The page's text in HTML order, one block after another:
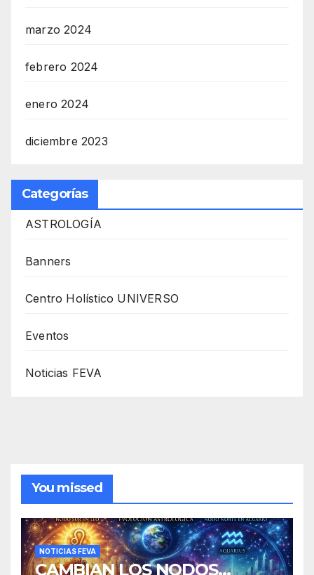
marzo 2024
febrero 2024
enero 2024
diciembre 2023
Categorías
ASTROLOGÍA
Banners
Centro Holístico UNIVERSO
Eventos
Noticias FEVA
You missed
NOTICIAS FEVA
CAMBIAN LOS NODOS…